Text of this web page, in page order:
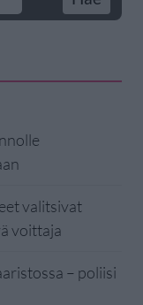
valitsivat
voittaja
– poliisi